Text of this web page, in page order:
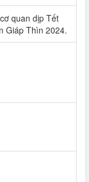
quan dịp Tết
Giáp Thìn 2024.